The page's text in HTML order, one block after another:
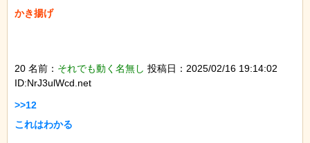
かき揚げ
20 名前： それでも動く名無し 投稿日：2025/02/16 19:14:02
ID:NrJ3ulWcd.net
>>12
これはわかる